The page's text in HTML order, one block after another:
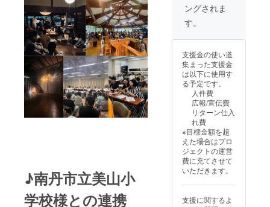
♪南丹市立美山小
学校様との連携
ングされま
す。
支援金の使い道
集まった支援金
は以下に使用す
る予定です。
人件費
広報/宣伝費
リターン仕入
れ費
※目標金額を超
えた場合はプロ
ジェクトの運営
費に充てさせて
いただきます。
支援に関するよ